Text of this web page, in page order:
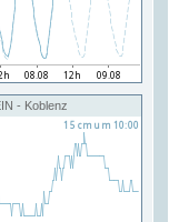
- Koblenz